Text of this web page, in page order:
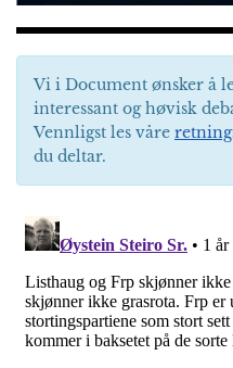
Vi i Document ønsker å
interessant og høvisk
Vennligst les våre
du deltar.